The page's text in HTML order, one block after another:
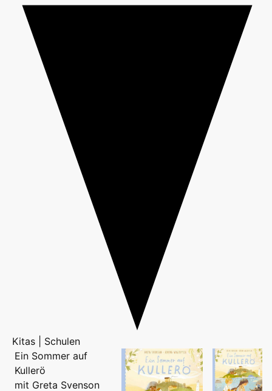
Kitas | Schulen
Ein Sommer auf
Kullerö
mit Greta Svenson